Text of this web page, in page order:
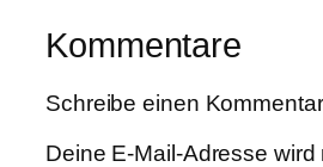
Kommentare
Schreibe einen Kommentar
Deine E-Mail-Adresse wird